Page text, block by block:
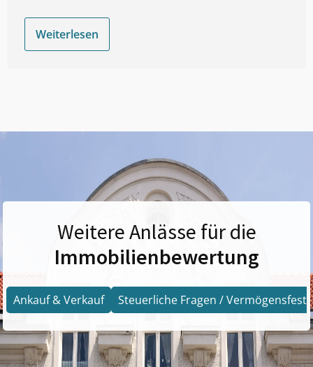
Weiterlesen
Weitere Anlässe für die
Immobilienbewertung
Ankauf & Verkauf Steuerliche Fragen /